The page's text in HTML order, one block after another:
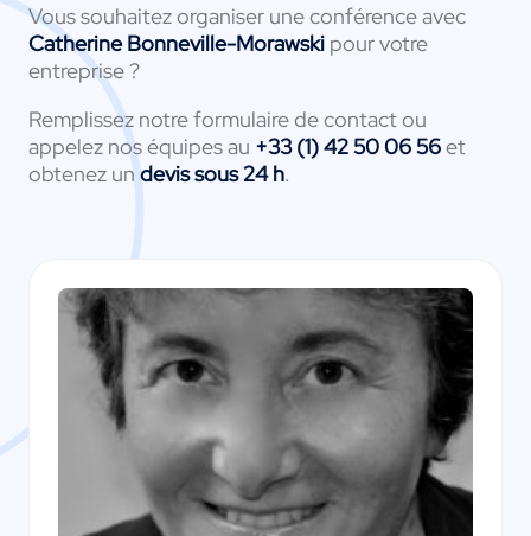
Vous souhaitez organiser une conférence avec
Catherine Bonneville-Morawski pour votre
entreprise ?
Remplissez notre formulaire de contact ou
appelez nos équipes au +33 (1) 42 50 06 56et
obtenez un devis sous 24 h.